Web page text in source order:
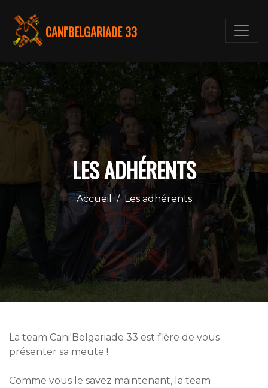
CANI'BELGARIADE 33
LES ADHÉRENTS
Accueil / Les adhérents
La team Cani'Belgariade 33 est fière de vous
présenter sa meute !
Comme vous le savez maintenant, la team